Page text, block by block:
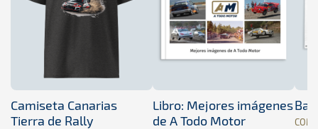
Camiseta Canarias
Tierra de Rally
Libro: Mejores imágenes
de A Todo Motor